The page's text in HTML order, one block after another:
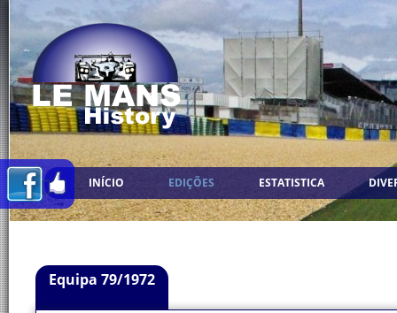
INÍCIO EDIÇÕES ESTATISTICA
Equipa 79/1972